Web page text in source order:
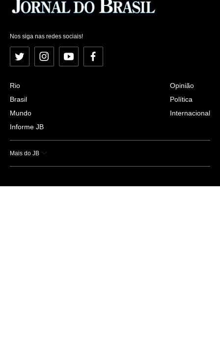
Nos siga nas redes sociais!
Twitter InstagramYouTubeFacebook
Rio
Brasil
Mundo
Informe JB
Opinião
Política
Internacional
Mais do JB
Esportes